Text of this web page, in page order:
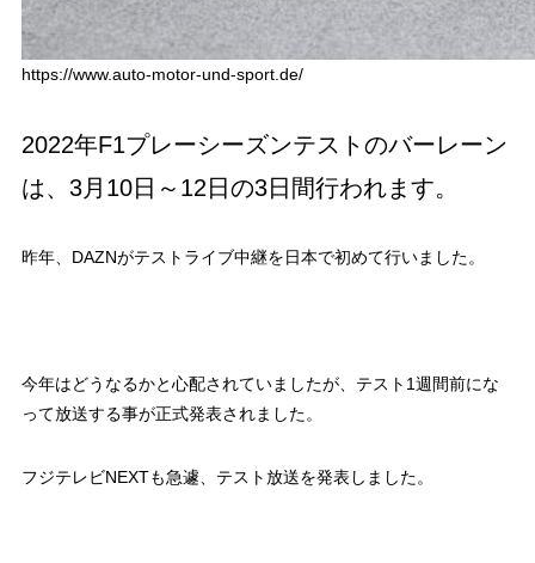
https://www.auto-motor-und-sport.de/
2022年F1プレーシーズンテストのバーレーン
は、3月10日～12日の3日間行われます。
昨年、DAZNがテストライブ中継を日本で初めて行いました。
今年はどうなるかと心配されていましたが、テスト1週間前にな
って放送する事が正式発表されました。
フジテレビNEXTも急遽、テスト放送を発表しました。